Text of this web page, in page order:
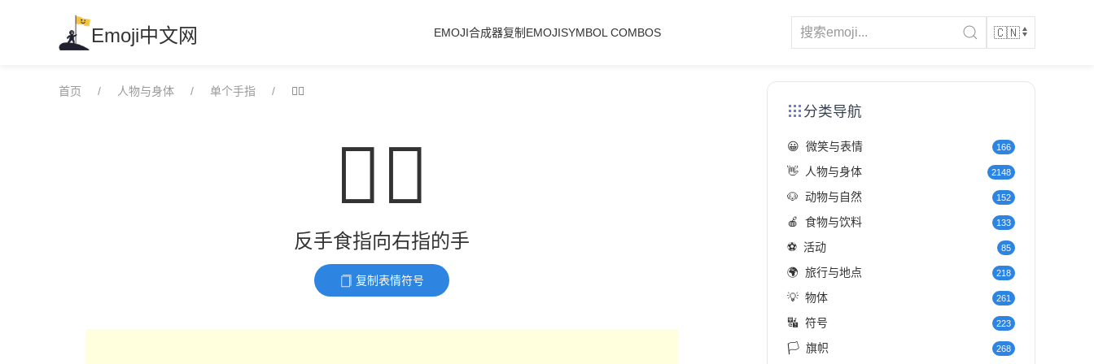
Emoji中文网 EMOJI合成器复制EMOJISYMBOL COMBOS
首页 人物与身体 单个手指 👉🏻
👉🏻
反手食指向右指的手
复制表情符号
分类导航
😀 微笑与表情 166
👋 人物与身体 2148
🐶 动物与自然 152
🍎 食物与饮料 133
⚽ 活动 85
🌍 旅行与地点 218
💡 物体 261
🔣 符号 223
🏳️ 旗帜 268